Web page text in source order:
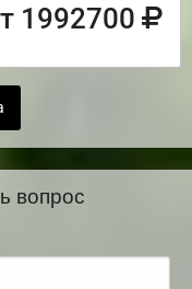
1992700
вопрос